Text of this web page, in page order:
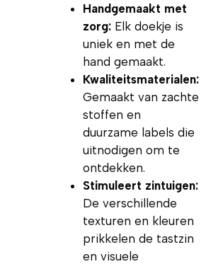
Handgemaakt met
zorg: Elk doekje is
uniek en met de
hand gemaakt.
Kwaliteitsmaterialen:
Gemaakt van zachte
stoffen en
duurzame labels die
uitnodigen om te
ontdekken.
Stimuleert zintuigen:
De verschillende
texturen en kleuren
prikkelen de tastzin
en visuele